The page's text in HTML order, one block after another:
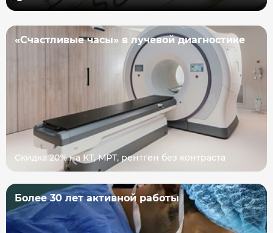
«Счастливые часы» в лучевой диагностике
Скидка 20% на КТ, МРТ, рентген без контраста
Более 30 лет активной работы